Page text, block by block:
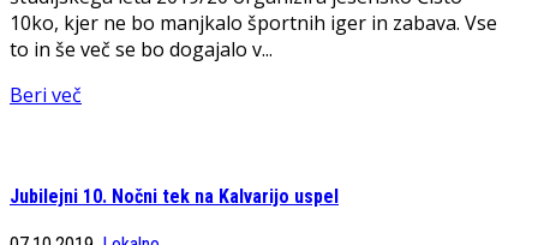
10ko, kjer ne bo manjkalo športnih iger in zabava. Vse
to in še več se bo dogajalo v...
Beri več
Jubilejni 10. Nočni tek na Kalvarijo uspel